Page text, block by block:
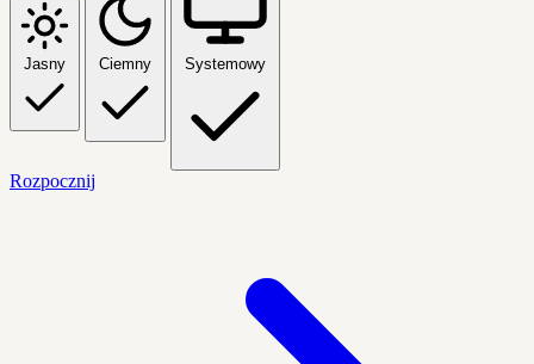
Jasny Ciemny Systemowy
Rozpocznij